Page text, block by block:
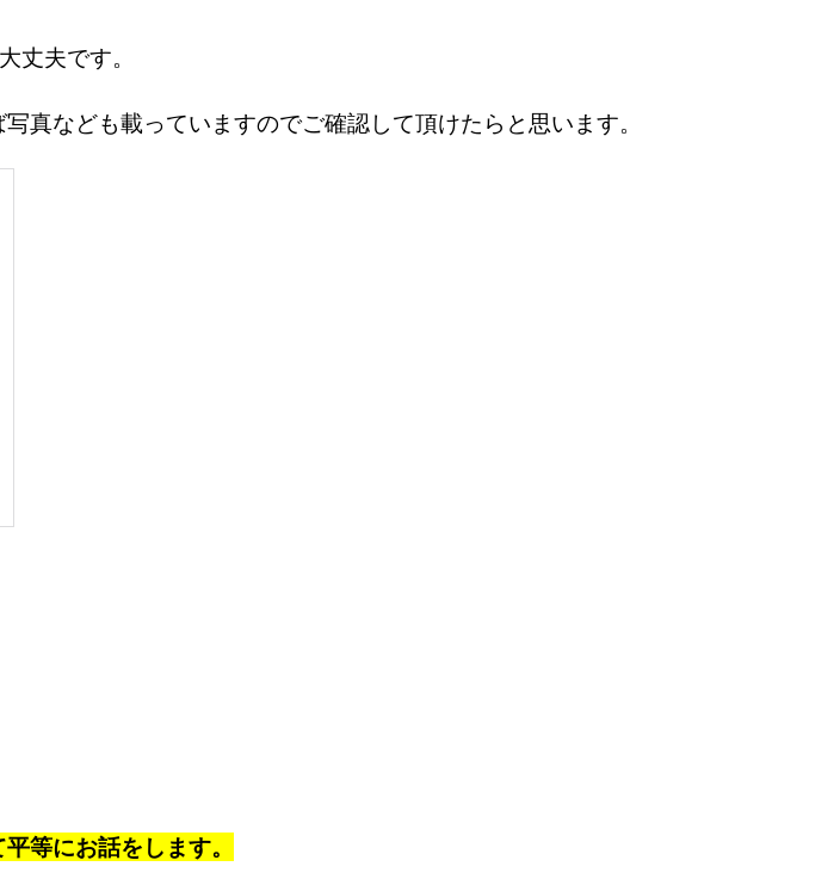
丈夫です。
真なども載っていますのでご確認して頂けたらと思います。
等にお話をします。